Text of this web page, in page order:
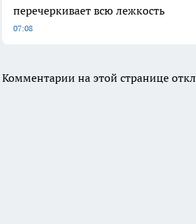
перечеркивает всю лежкость
07:08
Комментарии на этой странице